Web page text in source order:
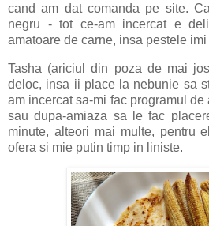
cand am dat comanda pe site.
negru - tot ce-am incercat e
amatoare de carne, insa pestele
Tasha (ariciul din poza de mai
deloc, insa ii place la nebunie sa
am incercat sa-mi fac programul
sau dupa-amiaza sa le fac
minute, alteori mai multe, pentru
ofera si mie putin timp in liniste.